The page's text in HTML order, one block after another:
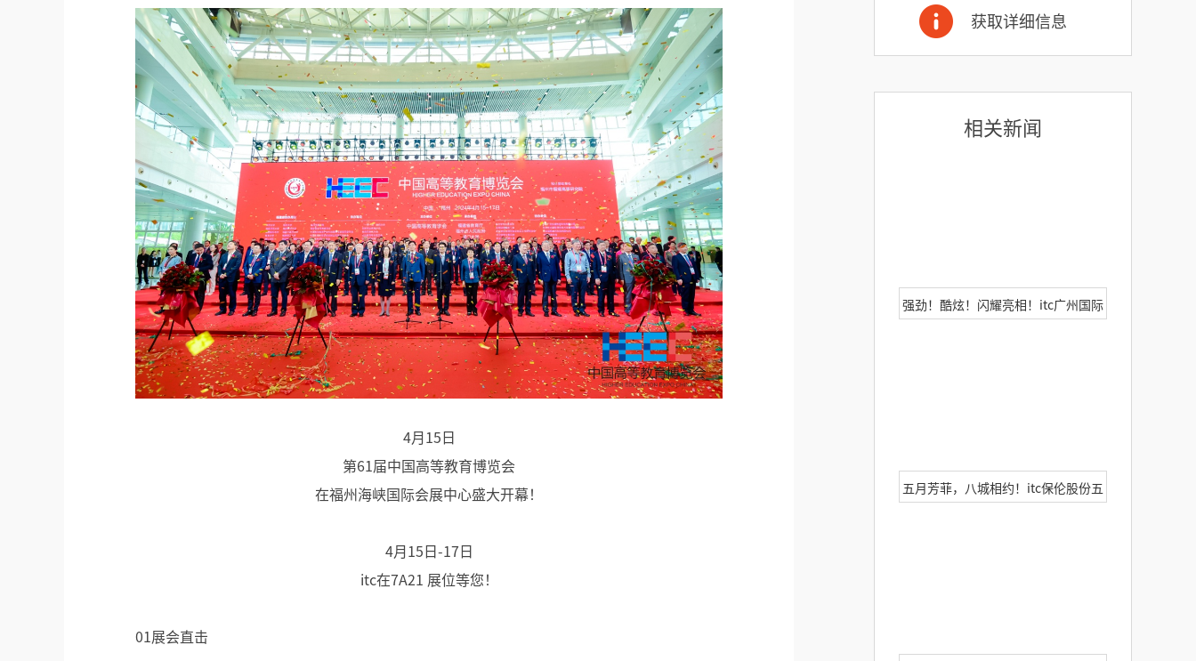
AI智慧可视对讲系统
78云IP广播
67IP广播
77IP广播
66智能广播
可视广播
消防语音广播
AI智慧语音导览系统
定向广播
应急广播
4月15日
第61届中国高等教育博览会
在福州海峡国际会展中心盛大开幕！
4月15日-17日
itc在7A21 展位等您！
01展会直击
获取详细信息
相关新闻
强劲！酷炫！闪耀亮相！itc广州国际
五月芳菲，八城相约！itc保伦股份五